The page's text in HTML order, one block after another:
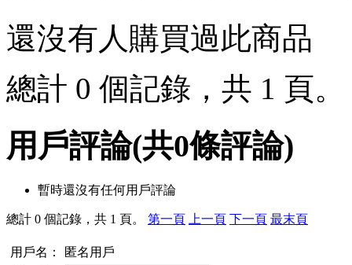
還沒有人購買過此商品
總計 0 個記錄，共 1 頁。
用戶評論(共0條評論)
暫時還沒有任何用戶評論
總計 0 個記錄，共 1 頁。 第一頁 上一頁 下一頁 最末頁
用戶名：
匿名用戶